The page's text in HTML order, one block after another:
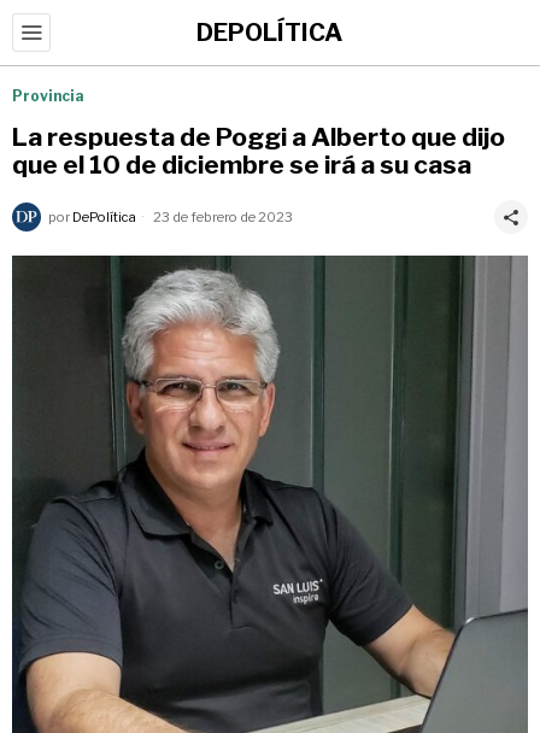
DEPOLÍTICA
Provincia
La respuesta de Poggi a Alberto que dijo
que el 10 de diciembre se irá a su casa
por DePolítica 23 de febrero de 2023